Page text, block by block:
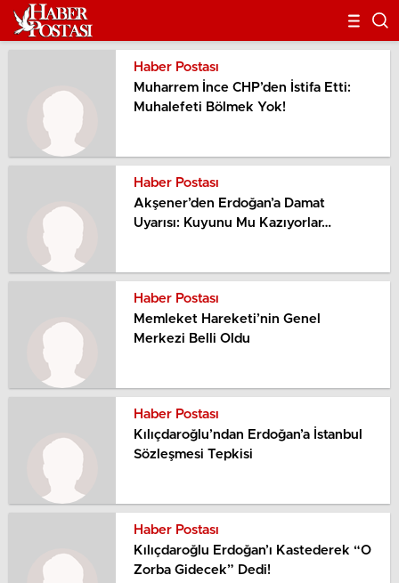
Haber Postası
Muharrem İnce CHP’den İstifa Etti:
Muhalefeti Bölmek Yok!
Haber Postası
Akşener’den Erdoğan’a Damat
Uyarısı: Kuyunu Mu Kazıyorlar…
Haber Postası
Memleket Hareketi’nin Genel
Merkezi Belli Oldu
Haber Postası
Kılıçdaroğlu’ndan Erdoğan’a İstanbul
Sözleşmesi Tepkisi
Haber Postası
Kılıçdaroğlu Erdoğan’ı Kastederek “O
Zorba Gidecek” Dedi!